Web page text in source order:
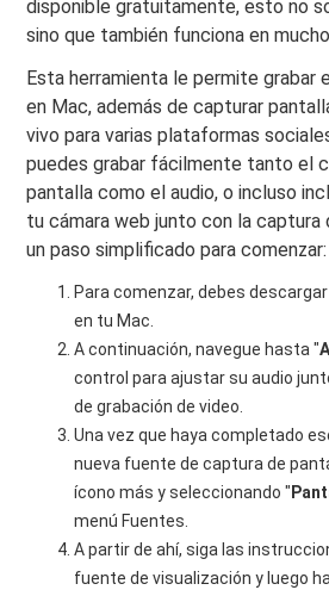
disponible gratuitamente, esto no
sino que también funciona en
Esta herramienta le permite grabar
en Mac, además de capturar
vivo para varias plataformas
puedes grabar fácilmente tanto el
pantalla como el audio, o incluso
tu cámara web junto con la captura
un paso simplificado para comenzar:
Para comenzar, debes
en tu Mac.
A continuación, navegue hasta "
control para ajustar su audio
de grabación de video.
Una vez que haya completado
nueva fuente de captura de
ícono más y seleccionando "
menú Fuentes.
A partir de ahí, siga las
fuente de visualización y luego